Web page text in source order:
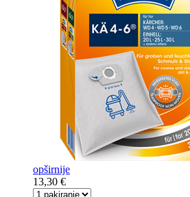
opširnije
13,30 €